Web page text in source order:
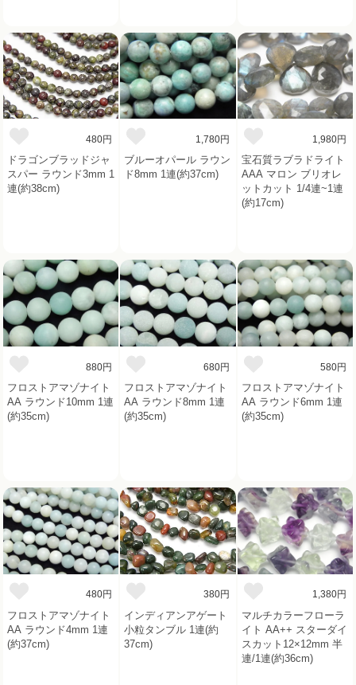
480円
ドラゴンブラッドジャ
スパー ラウンド3mm 1
連(約38cm)
1,780円
ブルーオパール ラウン
ド8mm 1連(約37cm)
1,980円
宝石質ラブラドライト
AAA マロン ブリオレ
ットカット 1/4連~1連
(約17cm)
880円
フロストアマゾナイト
AA ラウンド10mm 1連
(約35cm)
680円
フロストアマゾナイト
AA ラウンド8mm 1連
(約35cm)
580円
フロストアマゾナイト
AA ラウンド6mm 1連
(約35cm)
480円
フロストアマゾナイト
AA ラウンド4mm 1連
(約37cm)
380円
インディアンアゲート
小粒タンブル 1連(約
37cm)
1,380円
マルチカラーフローラ
イト AA++ スターダイ
スカット12×12mm 半
連/1連(約36cm)